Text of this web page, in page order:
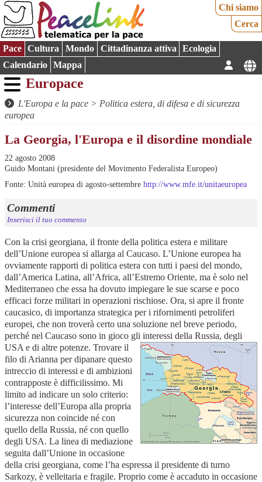
Chi siamo
Cerca
Pace Cultura Mondo Cittadinanza attiva
Ecologia
Calendario
Mappa
Europace
L'Europa e la pace > Politica estera, di difesa e di sicurezza
europea
La Georgia, l'Europa e il disordine mondiale
22 agosto 2008
Guido Montani (presidente del Movimento Federalista Europeo)
Fonte: Unità europea di agosto-settembre http://www.mfe.it/unitaeuropea
Commenti
Inserisci il tuo commento
Con la crisi georgiana, il fronte della politica estera e militare
dell’Unione europea si allarga al Caucaso. L’Unione europea ha
ovviamente rapporti di politica estera con tutti i paesi del mondo,
dall’America Latina, all’Africa, all’Estremo Oriente, ma è solo nel
Mediterraneo che essa ha dovuto impiegare le sue scarse e poco
efficaci forze militari in operazioni rischiose. Ora, si apre il fronte
caucasico, di importanza strategica per i rifornimenti petroliferi
europei, che non troverà certo una soluzione nel breve periodo,
perché nel Caucaso sono in gioco gli interessi della Russia, degli
USA e di altre potenze. Trovare il
filo di Arianna per dipanare questo
intreccio di interessi e di ambizioni
contrapposte è difficilissimo. Mi
limito ad indicare un solo criterio:
l’interesse dell’Europa alla propria
sicurezza non coincide né con
quello della Russia, né con quello
degli USA. La linea di mediazione
seguita dall’Unione in occasione
della crisi georgiana, come l’ha espressa il presidente di turno
Sarkozy, è velleitaria e fragile. Proprio come è accaduto in occasione